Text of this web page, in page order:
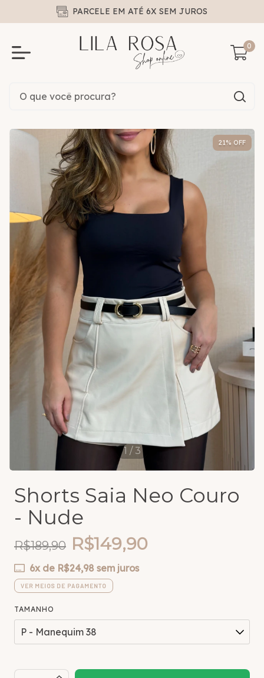
PARCELE EM ATÉ 6X SEM JUROS
0
21% OFF
1 / 3
Shorts Saia Neo Couro
- Nude
R$189,90 R$149,90
6x de R$24,98 sem juros
VER MEIOS DE PAGAMENTO
TAMANHO